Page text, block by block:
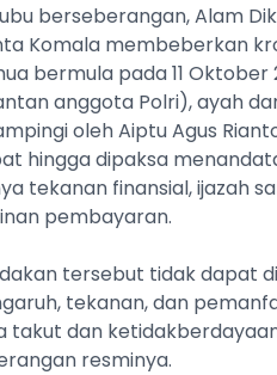
berseberangan, Alam
Komala membeberkan
bermula pada 11
anggota Polri), ayah
oleh Aiptu Agus
hingga dipaksa
tekanan finansial, ijazah
pembayaran.
tersebut tidak dapat
tekanan, dan
takut dan
resminya.